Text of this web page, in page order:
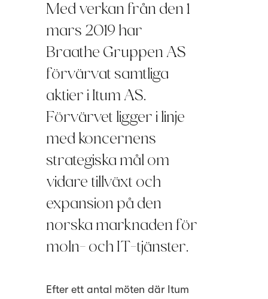
Med verkan från den 1
mars 2019 har
Braathe Gruppen AS
förvärvat samtliga
aktier i Itum AS.
Förvärvet ligger i linje
med koncernens
strategiska mål om
vidare tillväxt och
expansion på den
norska marknaden för
moln- och IT-tjänster.
Efter ett antal möten där Itum